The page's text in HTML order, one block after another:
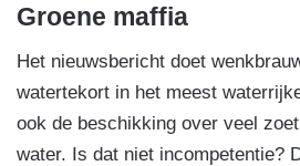
Groene maffia
Het nieuwsbericht doet
watertekort in het meest
ook de beschikking over veel
water. Is dat niet incompetentie?